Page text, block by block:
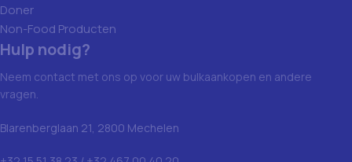
Doner
Non-Food Producten
Hulp nodig?
Neem contact met ons op voor uw bulkaankopen en andere
vragen.
Blarenberglaan 21, 2800 Mechelen